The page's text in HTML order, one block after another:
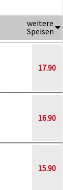
weitere
Speisen
17.90
16.90
15.90